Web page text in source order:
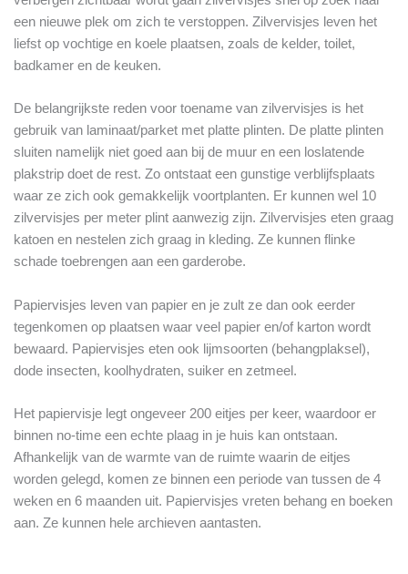
een nieuwe plek om zich te verstoppen. Zilvervisjes leven het
liefst op vochtige en koele plaatsen, zoals de kelder, toilet,
badkamer en de keuken.
De belangrijkste reden voor toename van zilvervisjes is het
gebruik van laminaat/parket met platte plinten. De platte plinten
sluiten namelijk niet goed aan bij de muur en een loslatende
plakstrip doet de rest. Zo ontstaat een gunstige verblijfsplaats
waar ze zich ook gemakkelijk voortplanten. Er kunnen wel 10
zilvervisjes per meter plint aanwezig zijn. Zilvervisjes eten graag
katoen en nestelen zich graag in kleding. Ze kunnen flinke
schade toebrengen aan een garderobe.
Papiervisjes leven van papier en je zult ze dan ook eerder
tegenkomen op plaatsen waar veel papier en/of karton wordt
bewaard. Papiervisjes eten ook lijmsoorten (behangplaksel),
dode insecten, koolhydraten, suiker en zetmeel.
Het papiervisje legt ongeveer 200 eitjes per keer, waardoor er
binnen no-time een echte plaag in je huis kan ontstaan.
Afhankelijk van de warmte van de ruimte waarin de eitjes
worden gelegd, komen ze binnen een periode van tussen de 4
weken en 6 maanden uit. Papiervisjes vreten behang en boeken
aan. Ze kunnen hele archieven aantasten.